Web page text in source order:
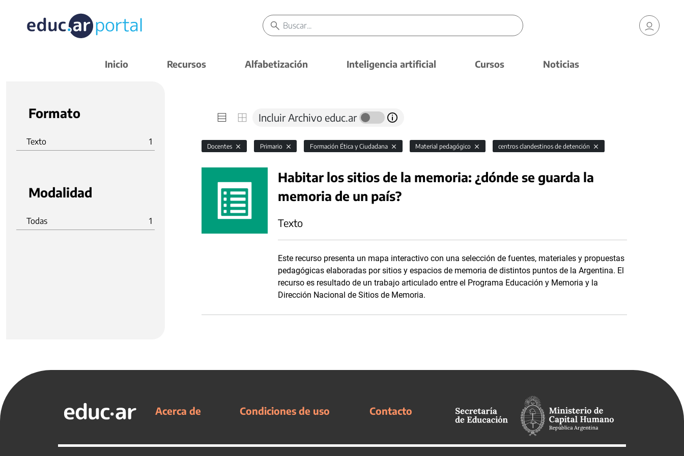
Inicio Recursos Alfabetización Inteligencia artificial Cursos Noticias
Formato
Texto 1
Modalidad
Todas 1
Incluir Archivo educ.ar
Docentes Primario Formación Ética y Ciudadana Material pedagógico centros clandestinos de detención
Habitar los sitios de la memoria: ¿dónde se guarda la
memoria de un país?
Texto
Este recurso presenta un mapa interactivo con una selección de fuentes, materiales y propuestas
pedagógicas elaboradas por sitios y espacios de memoria de distintos puntos de la Argentina. El
recurso es resultado de un trabajo articulado entre el Programa Educación y Memoria y la
Dirección Nacional de Sitios de Memoria.
Acerca de Condiciones de uso Contacto